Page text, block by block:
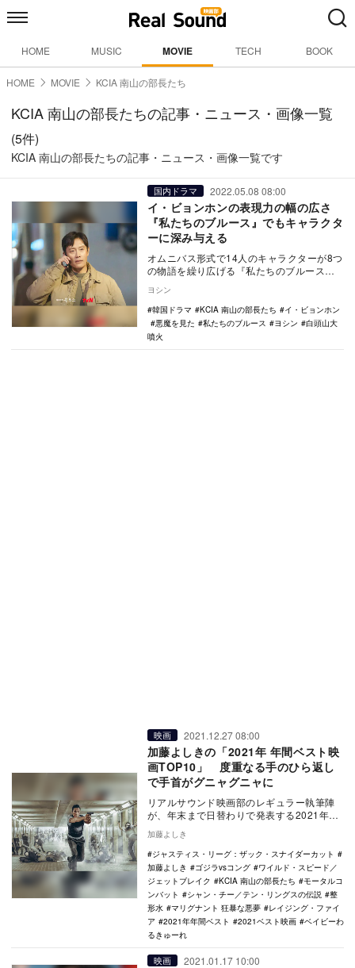
HOME MUSIC MOVIE TECH BOOK
HOME MOVIE KCIA 南山の部長たち
KCIA 南山の部長たちの記事・ニュース・画像一覧
(5件)
KCIA 南山の部長たちの記事・ニュース・画像一覧です
国内ドラマ 2022.05.08 08:00
イ・ビョンホンの表現力の幅の広さ
『私たちのブルース』でもキャラクタ
ーに深み与える
オムニバス形式で14人のキャラクターが8つ
の物語を繰り広げる『私たちのブルース』
ョ…
ヨシン
韓国ドラマ
KCIA 南山の部長たち
イ・ビョンホン
悪魔を見た
私たちのブルース ヨシン
白頭山大
噴火
映画 2021.12.27 08:00
加藤よしきの「2021年 年間ベスト映
画TOP10」 度重なる手のひら返し
で手首がグニャグニャに
リアルサウンド映画部のレギュラー執筆陣
が、年末まで日替わりで発表する2021年の
年間ベスト企画。映画、国内ドラマ、海外
ドラマ、ア…
加藤よしき
ジャスティス・リーグ：ザック・スナイダーカット
加藤よしき
ゴジラvsコング
ワイルド・スピード／
ジェットブレイク
KCIA 南山の部長たち
モータルコ
ンバット
シャン・チー／テン・リングスの伝説
整
形水
マリグナント 狂暴な悪夢
レイジング・ファイ
ア
2021年年間ベスト 2021ベスト映画
ベイビーわ
るきゅーれ
映画 2021.01.17 10:00